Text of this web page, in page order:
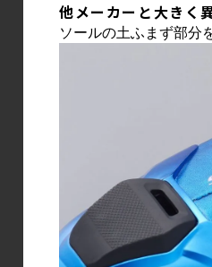
他メーカーと大きく
ソールの土ふまず部分